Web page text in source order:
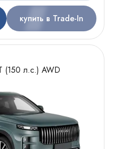
купить в Trade-In
(150 л.с.) AWD